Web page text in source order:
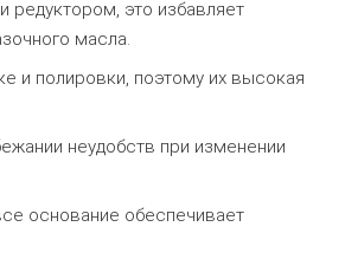
редуктором, это избавляет
масла.
и полировки, поэтому их высокая
неудобств при изменении
основание обеспечивает